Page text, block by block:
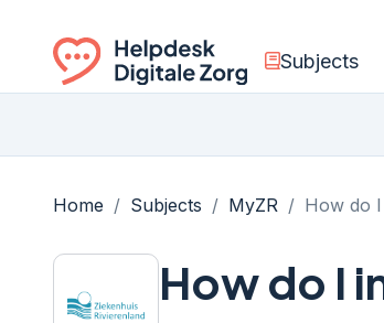
Ga naar de homepagina
Subjects
Home / Subjects / MyZR / How do
How do I